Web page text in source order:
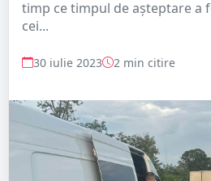
timp ce timpul de așteptare a
cei...
30 iulie 2023 2 min citire